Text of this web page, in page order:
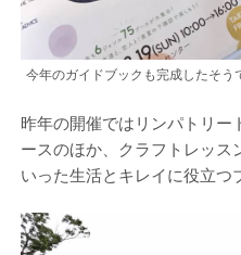
今年のガイドブックも完成したそう
昨年の開催ではリンパトリー
ースのほか、クラフトレッス
いった生活とキレイに役立つ